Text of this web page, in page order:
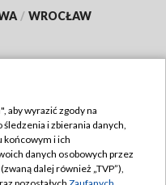
/ WROCŁAW
TVP
aby wyrazić zgody na
i zbierania danych,
końcowym i ich
danych osobowych przez
dalej również „TVP”),